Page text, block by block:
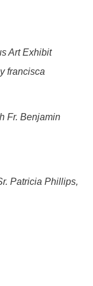
Art Exhibit
francisca
Fr. Benjamin
Patricia Phillips,